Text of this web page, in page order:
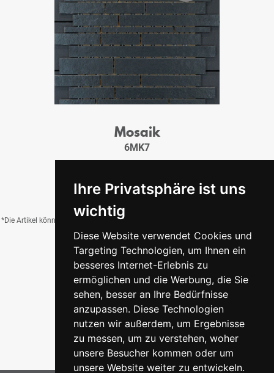
Ihre Privatsphäre ist uns
wichtig
Diese Website verwendet Cookies und
Targeting Technologien, um Ihnen ein
besseres Internet-Erlebnis zu
ermöglichen und die Werbung, die Sie
sehen, besser an Ihre Bedürfnisse
anzupassen. Diese Technologien
nutzen wir außerdem, um Ergebnisse
zu messen, um zu verstehen, woher
unsere Besucher kommen oder um
unsere Website weiter zu entwickeln.
Mosaik
6MK7
*Die Artikel können durch Belichtung, Charge, Brand, Formate und weitere Einflüsse
von der Abbildung abweichen.